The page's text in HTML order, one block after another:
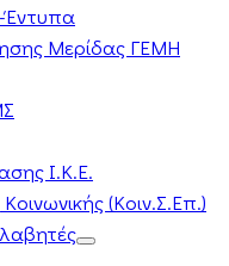
Μερίδας ΓΕΜΗ
Ι.Κ.Ε.
(Κοιν.Σ.Επ.)